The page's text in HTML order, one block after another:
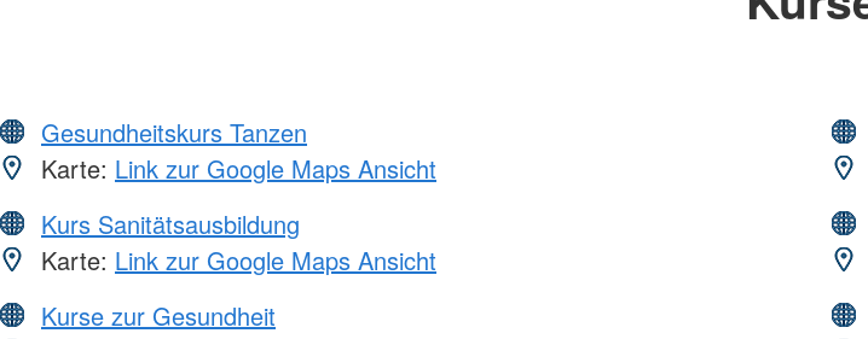
Gesundheitskurs Tanzen
Karte: Link zur Google Maps Ansicht
Kurs Sanitätsausbildung
Karte: Link zur Google Maps Ansicht
Kurse zur Gesundheit